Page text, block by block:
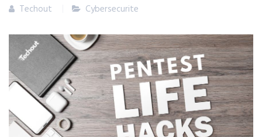
Techout Cybersecurite